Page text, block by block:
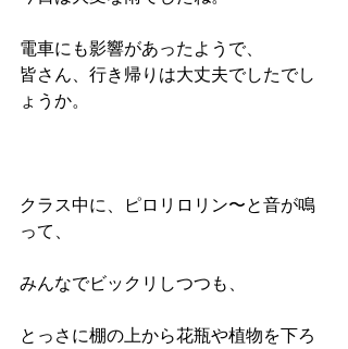
電車にも影響があったようで、
皆さん、行き帰りは大丈夫でしたでし
ょうか。
クラス中に、ピロリロリン〜と音が鳴
って、
みんなでビックリしつつも、
とっさに棚の上から花瓶や植物を下ろ